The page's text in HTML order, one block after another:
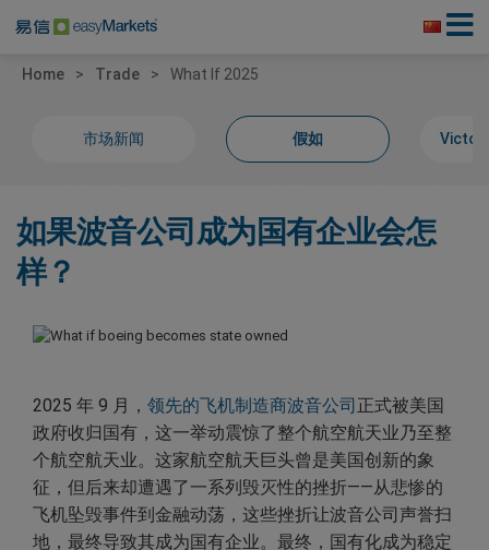
Home Trade What If 2025
市场新闻 假如
如果波音公司成为国有企业会怎
样？
2025 年 9 月， 领先的飞机制造商波音公司 正式被美国
政府收归国有，这一举动震惊了整个航空航天业乃至整
个航空航天业。这家航空航天巨头曾是美国创新的象
征，但后来却遭遇了一系列毁灭性的挫折——从悲惨的
飞机坠毁事件到金融动荡，这些挫折让波音公司声誉扫
地，最终导致其成为国有企业。最终，国有化成为稳定